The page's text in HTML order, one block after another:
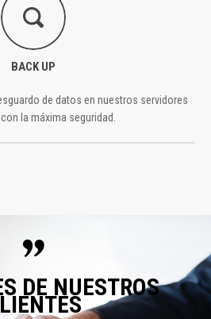
BACK UP
de datos en nuestros servidores
la máxima seguridad.
DE NUESTROS